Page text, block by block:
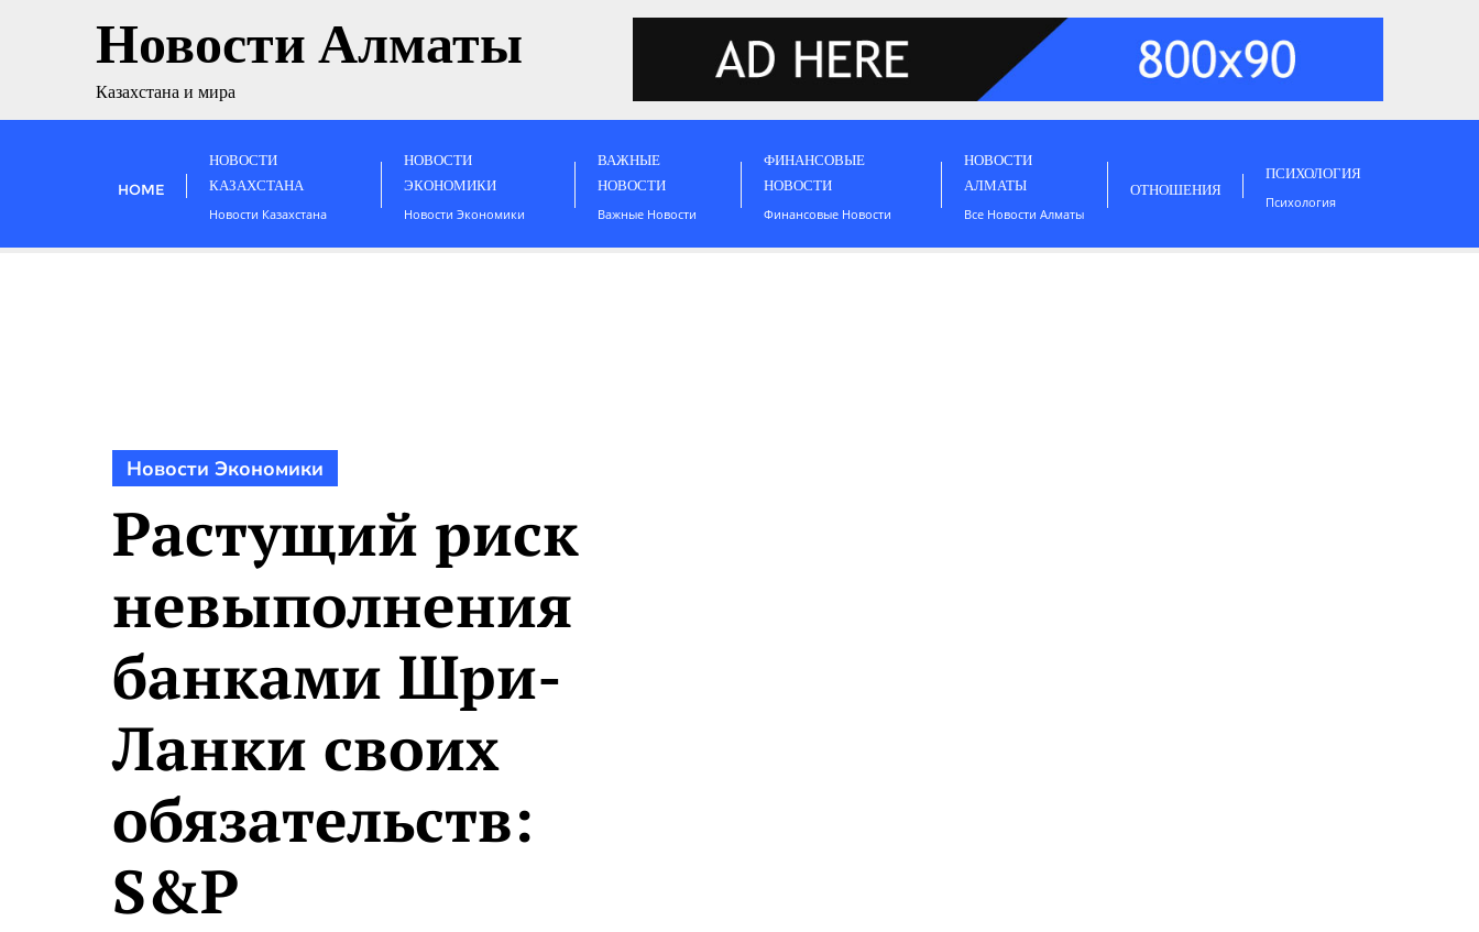
Новости Алматы
Казахстана и мира
HOME
НОВОСТИ
КАЗАХСТАНА
Новости Казахстана
НОВОСТИ
ЭКОНОМИКИ
Новости Экономики
ВАЖНЫЕ
НОВОСТИ
Важные Новости
ФИНАНСОВЫЕ
НОВОСТИ
Финансовые Новости
НОВОСТИ
АЛМАТЫ
Все Новости Алматы
ОТНОШЕНИЯ
ПСИХОЛОГИЯ
Психология
Новости Экономики
Растущий риск
невыполнения
банками Шри-
Ланки своих
обязательств:
S&P